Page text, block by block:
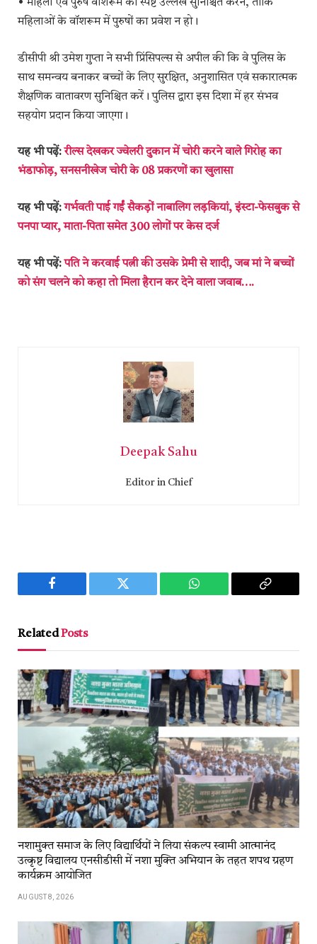
• महिला एवं पुरुष वॉशरूम का स्पष्ट उल्लेख सुनिश्चित करने, ताकि
महिलाओं के वॉशरूम में पुरुषों का प्रवेश न हो।
डीसीपी श्री उमेश गुप्ता ने सभी प्रिंसिपल्स से अपील की कि वे पुलिस के
साथ समन्वय बनाकर बच्चों के लिए सुरक्षित, अनुशासित एवं सकारात्मक
शैक्षणिक वातावरण सुनिश्चित करें। पुलिस द्वारा इस दिशा में हर संभव
सहयोग प्रदान किया जाएगा।
यह भी पढ़ें:रील्स देखकर ज्वेलरी दुकान में चोरी करने वाले गिरोह का
भंडाफोड़, सनसनीखेज चोरी के 08 प्रकरणों का खुलासा
यह भी पढ़ें:गर्भवती पाई गईं सैकड़ों नाबालिग लड़कियां, इंस्टा-फेसबुक से
पनपा प्यार, माता-पिता समेत 300 लोगों पर केस दर्ज
यह भी पढ़ें:पति ने करवाई पत्नी की उसके प्रेमी से शादी, जब मां ने बच्चों
को संग चलने को कहा तो मिला हैरान कर देने वाला जवाब….
Deepak Sahu
Editor in Chief
Facebook Twitter WhatsApp
Copy
RelatedPosts
नशामुक्त समाज के लिए विद्यार्थियों ने लिया संकल्प स्वामी आत्मानंद
उत्कृष्ट विद्यालय एनसीडीसी में नशा मुक्ति अभियान के तहत शपथ ग्रहण
कार्यक्रम आयोजित
AUGUST 8, 2026